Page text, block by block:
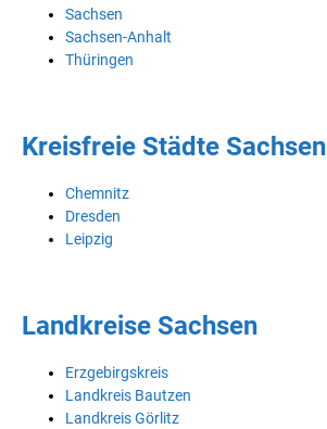
Sachsen
Sachsen-Anhalt
Thüringen
Kreisfreie Städte Sachsen
Chemnitz
Dresden
Leipzig
Landkreise Sachsen
Erzgebirgskreis
Landkreis Bautzen
Landkreis Görlitz